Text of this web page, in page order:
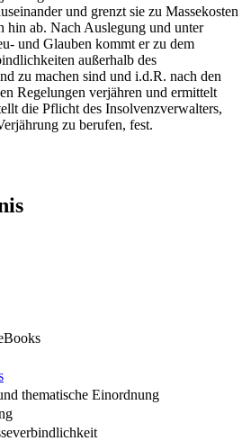
und grenzt sie zu Massekosten
hin ab. Nach Auslegung und unter
und Glauben kommt er zu dem
außerhalb des
zu machen sind und i.d.R. nach den
Regelungen verjähren und ermittelt
die Pflicht des Insolvenzverwalters,
zu berufen, fest.
thematische Einordnung